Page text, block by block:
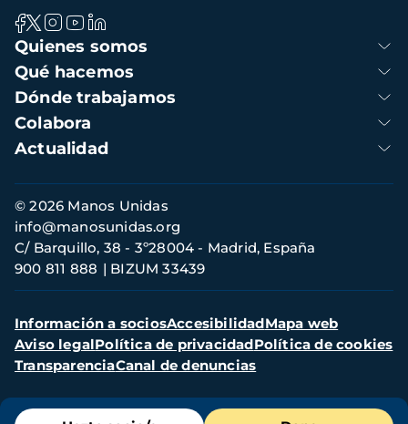
Menú
Navegación
principal
Quienes somos
Qué hacemos
Dónde trabajamos
Colabora
Actualidad
Información
de
contacto
© 2026 Manos Unidas
C/ Barquillo, 38 - 3º28004 - Madrid, España
900 811 888
BIZUM 33439
info@manosunidas.org
Menú
secundario
Información a sociosAccesibilidadMapa web
Aviso legalPolítica de privacidadPolítica de cookies
TransparenciaCanal de denuncias